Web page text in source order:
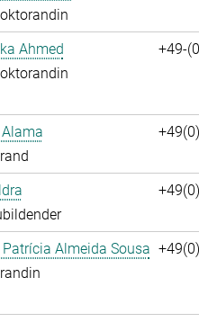
Ahmed
+49-
Almeida Sousa